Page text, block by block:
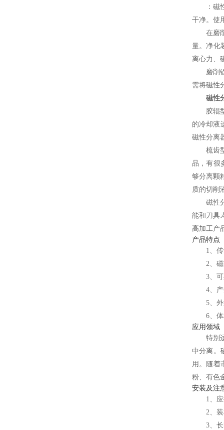
：
干净。使
在磨
量。净化
离心力、
磨削
需将磁性
磁性
胶辊
的冷却液
磁性分离
梳齿
品，有很
够分离颗
质的切削
磁性
能和刀具
高加工产
产品特点
1、
2、
3、
4、
5、
6、
应用领域
特别
中分离。
用。随着
粉、有色
安装及注
1、
2、装机
3、长时